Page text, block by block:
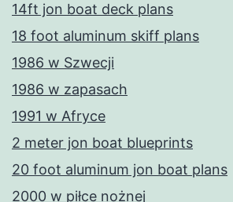
14ft jon boat deck plans
18 foot aluminum skiff plans
1986 w Szwecji
1986 w zapasach
1991 w Afryce
2 meter jon boat blueprints
20 foot aluminum jon boat plans
2000 w piłce nożnej